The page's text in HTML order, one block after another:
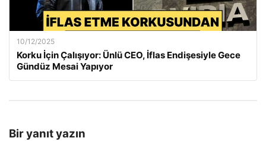
10/12/2025
Korku İçin Çalışıyor: Ünlü CEO, İflas Endişesiyle Gece
Gündüz Mesai Yapıyor
Bir yanıt yazın